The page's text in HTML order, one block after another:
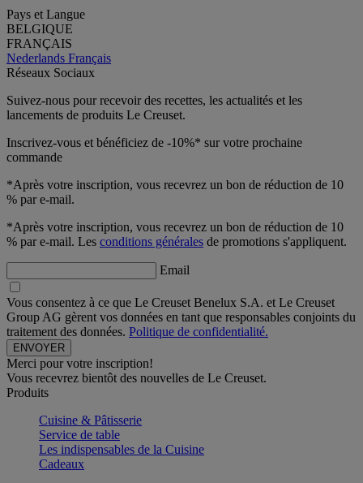
Pays et Langue
BELGIQUE
FRANÇAIS
Nederlands Français
Réseaux Sociaux
Suivez-nous pour recevoir des recettes, les actualités et les
lancements de produits Le Creuset.
Inscrivez-vous et bénéficiez de -10%* sur votre prochaine
commande
*Après votre inscription, vous recevrez un bon de réduction de 10
% par e-mail.
*Après votre inscription, vous recevrez un bon de réduction de 10
% par e-mail. Les conditions générales de promotions s'appliquent.
Email
Vous consentez à ce que Le Creuset Benelux S.A. et Le Creuset
Group AG gèrent vos données en tant que responsables conjoints du
traitement des données. Politique de confidentialité.
Merci pour votre inscription!
Vous recevrez bientôt des nouvelles de Le Creuset.
Produits
Cuisine & Pâtisserie
Service de table
Les indispensables de la Cuisine
Cadeaux